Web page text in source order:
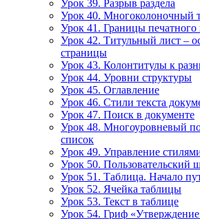
Урок 39. Разрыв раздела
Урок 40. Многоколоночный
Урок 41. Границы печатного
Урок 42. Титульный лист –
страницы
Урок 43. Колонтитулы к
Урок 44. Уровни структуры
Урок 45. Оглавление
Урок 46. Стили текста
Урок 47. Поиск в документе
Урок 48. Многоуровневый
список
Урок 49. Управление
Урок 50. Пользовательский
Урок 51. Таблица. Начало
Урок 52. Ячейка таблицы
Урок 53. Текст в таблице
Урок 54. Гриф